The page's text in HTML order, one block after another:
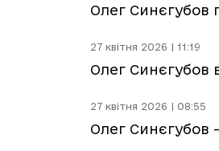
Олег Синєгубов
27 квітня 2026 | 11:19
Олег Синєгубов
27 квітня 2026 | 08:55
Олег Синєгубов